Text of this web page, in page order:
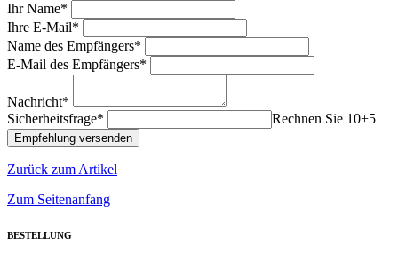
Ihr Name*
Ihre E-Mail*
Name des Empfängers*
E-Mail des Empfängers*
Nachricht*
Sicherheitsfrage*
Rechnen Sie 10+5
Zurück zum Artikel
Zum Seitenanfang
BESTELLUNG